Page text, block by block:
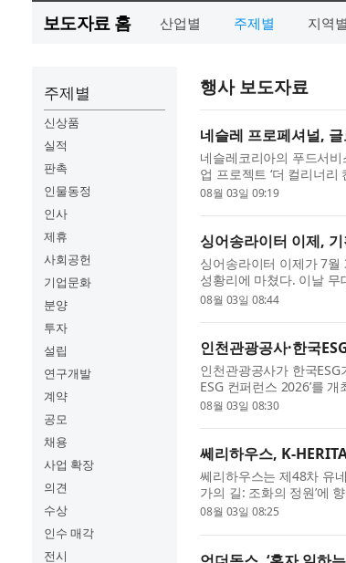
보도자료 홈 산업별 주제별 지역별
주제별
신상품
실적
판촉
인물동정
인사
제휴
사회공헌
기업문화
분양
투자
설립
연구개발
계약
공모
채용
사업 확장
의견
수상
인수 매각
전시
행사 보도자료
네슬레 프로페셔널,
네슬레코리아의 푸드서
업 프로젝트 ‘더 컬리너
고 밝혔다. ‘더 컬리너리
08월 03일 09:19
싱어송라이터 이제, 기
싱어송라이터 이제가 7월
성황리에 마쳤다. 이날 무
트 시소(SISO)가 함께하
08월 03일 08:44
인천관광공사·한국
인천관광공사가 한국
ESG 컨퍼런스 2026’를
와 한국ESG기업협회가
08월 03일 08:30
쎄리하우스, K-
쎄리하우스는 제48차 유
가의 길: 조화의 정원’에
유네스코 세계유산위원회
08월 03일 08:25